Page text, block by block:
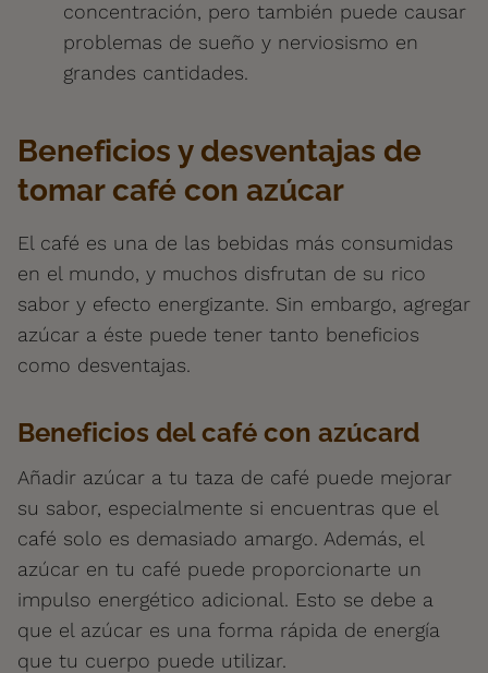
concentración, pero también puede causar
problemas de sueño y nerviosismo en
grandes cantidades.
Beneficios y desventajas de
tomar café con azúcar
El café es una de las bebidas más consumidas
en el mundo, y muchos disfrutan de su rico
sabor y efecto energizante. Sin embargo, agregar
azúcar a éste puede tener tanto beneficios
como desventajas.
Beneficios del café con azúcard
Añadir azúcar a tu taza de café puede mejorar
su sabor, especialmente si encuentras que el
café solo es demasiado amargo. Además, el
azúcar en tu café puede proporcionarte un
impulso energético adicional. Esto se debe a
que el azúcar es una forma rápida de energía
que tu cuerpo puede utilizar.